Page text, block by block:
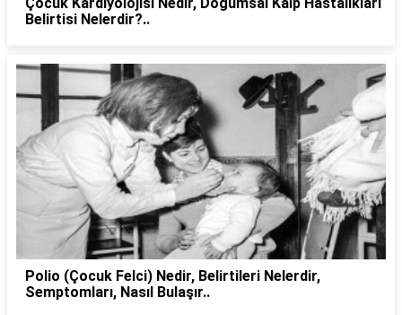
Belirtisi Nelerdir?..
Polio (Çocuk Felci) Nedir, Belirtileri Nelerdir,
Semptomları, Nasıl Bulaşır..